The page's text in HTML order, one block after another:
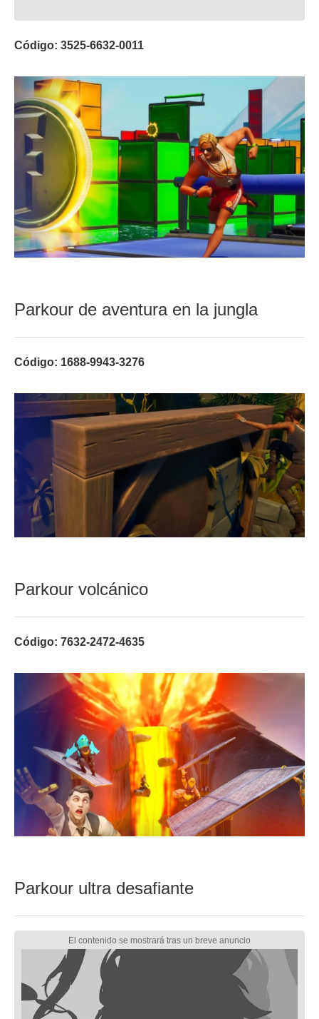
Código: 3525-6632-0011
Parkour de aventura en la jungla
Código: 1688-9943-3276
Parkour volcánico
Código: 7632-2472-4635
Parkour ultra desafiante